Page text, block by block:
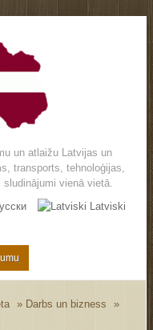
un atlaižu Latvijas un
transports, tehnoloģijas,
vienā vietā.
Latviski
» Darbs un bizness
»